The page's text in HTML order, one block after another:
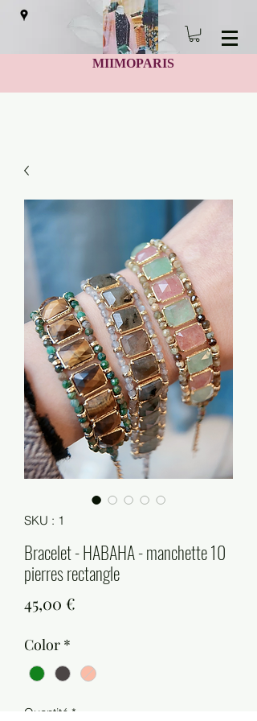
MIIMOPARIS
SKU : 1
Bracelet - HABAHA - manchette 10
pierres rectangle
45,00 €
Color *
Quantité *